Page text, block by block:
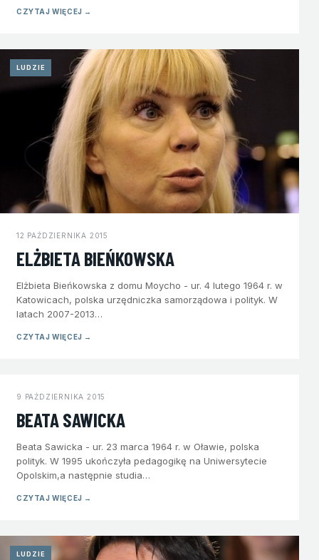
CZYTAJ WIĘCEJ →
LUDZIE
12 PAŹDZIERNIKA 2015
ELŻBIETA BIEŃKOWSKA
Elżbieta Bieńkowska z domu Moycho - ur. 4 lutego 1964 r. w
Katowicach, polska urzędniczka samorządowa i polityk. W
latach 2007-2013…
CZYTAJ WIĘCEJ →
9 PAŹDZIERNIKA 2015
BEATA SAWICKA
Beata Sawicka - ur. 23 marca 1964 r. w Oławie, polska
polityk. W 1995 ukończyła pedagogikę na Uniwersytecie
Opolskim,a następnie studia…
CZYTAJ WIĘCEJ →
LUDZIE